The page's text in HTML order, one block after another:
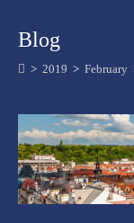
Blog
> 2019 > February